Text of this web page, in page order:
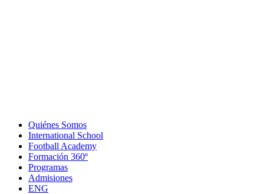
Quiénes Somos
International School
Football Academy
Formación 360º
Programas
Admisiones
ENG